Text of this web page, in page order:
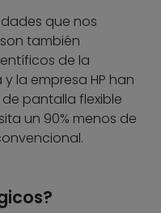
que nos
también
de la
la empresa HP han
pantalla flexible
un 90% menos de